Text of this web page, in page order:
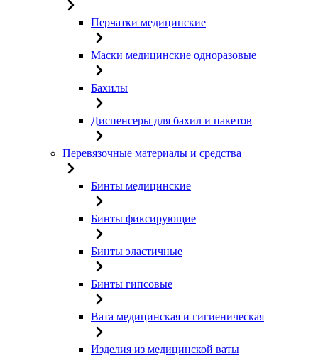
Перчатки медицинские
Маски медицинские одноразовые
Бахилы
Диспенсеры для бахил и пакетов
Перевязочные материалы и средства
Бинты медицинские
Бинты фиксирующие
Бинты эластичные
Бинты гипсовые
Вата медицинская и гигиеническая
Изделия из медицинской ваты